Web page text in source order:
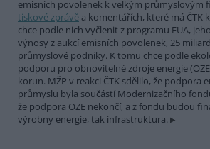
emisních povolenek k velkým průmyslovým
tiskové zprávě a komentářích, které má ČTK
chce podle nich vyčlenit z programu EUA,
výnosy z aukcí emisních povolenek, 25
průmyslové podniky. K tomu chce podle
podporu pro obnovitelné zdroje energie
korun. MŽP v reakci ČTK sdělilo, že podpora
průmyslu byla součástí Modernizačního
že podpora OZE nekončí, a z fondu budou
výrobny energie, tak infrastruktura.